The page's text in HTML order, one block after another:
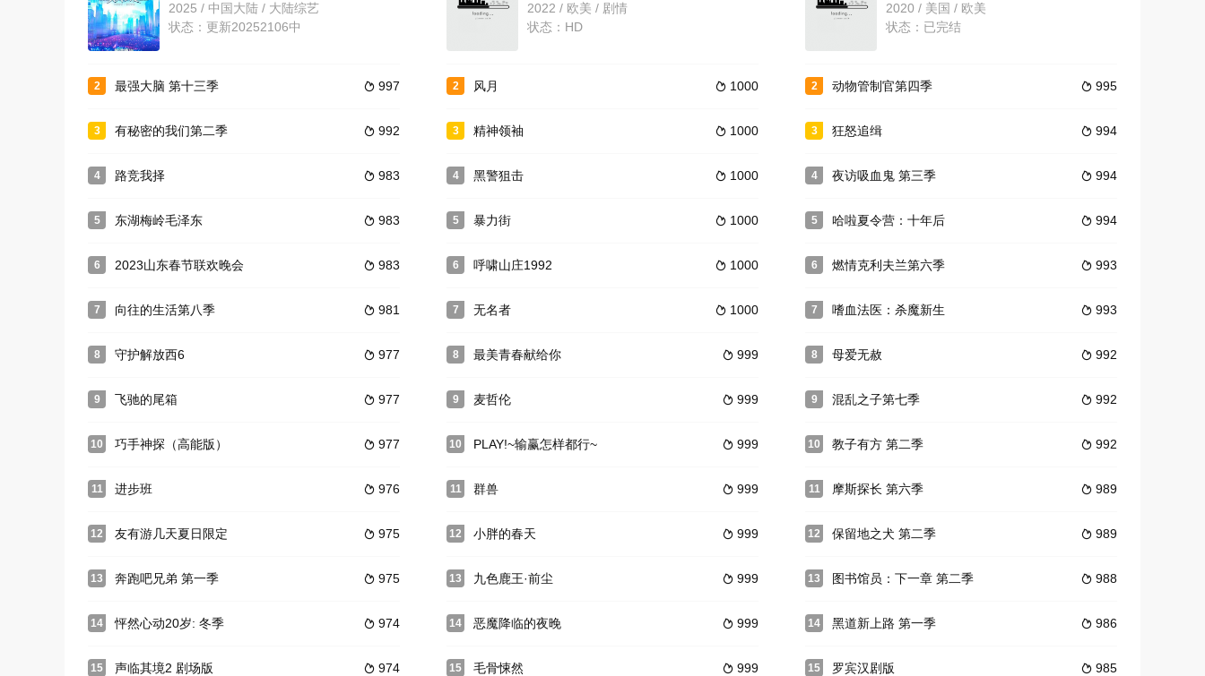
2025 / 中国大陆 / 大陆综艺
状态：更新20252106中
2  997
最强大脑 第十三季
3  992
有秘密的我们第二季
4  983
路竞我择
5  983
东湖梅岭毛泽东
6  983
2023山东春节联欢晚会
7  981
向往的生活第八季
8  977
守护解放西6
9  977
飞驰的尾箱
10  977
巧手神探（高能版）
11  976
进步班
12  975
友有游几天夏日限定
13  975
奔跑吧兄弟 第一季
14  974
怦然心动20岁: 冬季
15  974
声临其境2 剧场版
2022 / 欧美 / 剧情
状态：HD
2  1000
风月
3  1000
精神领袖
4  1000
黑警狙击
5  1000
暴力街
6  1000
呼啸山庄1992
7  1000
无名者
8  999
最美青春献给你
9  999
麦哲伦
10  999
PLAY!~输赢怎样都行~
11  999
群兽
12  999
小胖的春天
13  999
九色鹿王·前尘
14  999
恶魔降临的夜晚
15  999
毛骨悚然
2020 / 美国 / 欧美
状态：已完结
2  995
动物管制官第四季
3  994
狂怒追缉
4  994
夜访吸血鬼 第三季
5  994
哈啦夏令营：十年后
6  993
燃情克利夫兰第六季
7  993
嗜血法医：杀魔新生
8  992
母爱无赦
9  992
混乱之子第七季
10  992
教子有方 第二季
11  989
摩斯探长 第六季
12  989
保留地之犬 第二季
13  988
图书馆员：下一章 第二季
14  986
黑道新上路 第一季
15  985
罗宾汉剧版